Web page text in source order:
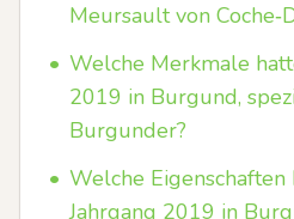
Meursault von
• Welche Merkmale
2019 in Burgund,
Burgunder?
• Welche
Jahrgang 2019 in